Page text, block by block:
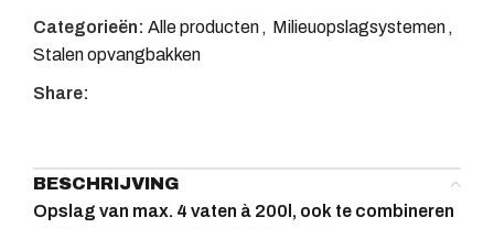
Categorieën: Alle producten , Milieuopslagsystemen ,
Stalen opvangbakken
Share:
BESCHRIJVING
Opslag van max. 4 vaten à 200l, ook te combineren